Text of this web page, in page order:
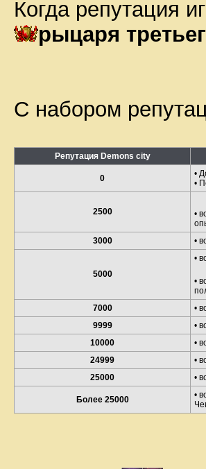
Когда репутация
рыцаря
С набором
Репутация Demons city
0
•
•
2500 •
3000
•
5000
•
•
7000
•
9999
•
10000
•
24999
•
25000
•
Более 25000 •